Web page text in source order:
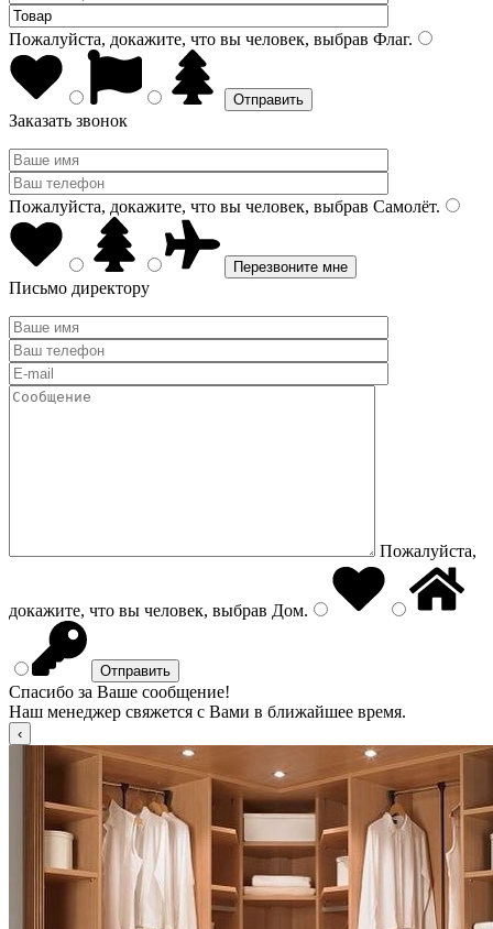
Пожалуйста, докажите, что вы человек, выбрав Флаг.
Заказать звонок
Пожалуйста, докажите, что вы человек, выбрав Самолёт.
Письмо директору
Пожалуйста,
докажите, что вы человек, выбрав Дом.
Спасибо за Ваше сообщение!
Наш менеджер свяжется с Вами в ближайшее время.